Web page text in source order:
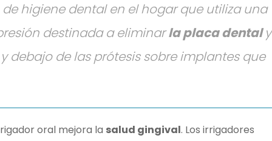
higiene dental en el hogar que utiliza una
destinada a eliminarla placa dentaly
debajo de las prótesis sobre implantes que
oral mejora la salud gingival. Los irrigadores